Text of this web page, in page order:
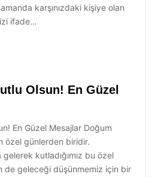
karşınızdaki kişiye olan
ifade…
Olsun! En Güzel
En Güzel Mesajlar Doğum
özel günlerden biridir.
kutladığımız bu özel
de geleceği düşünmemiz için bir